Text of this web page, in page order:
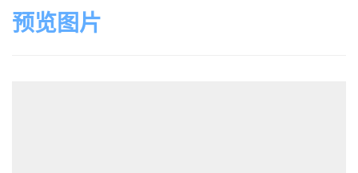
预览图片